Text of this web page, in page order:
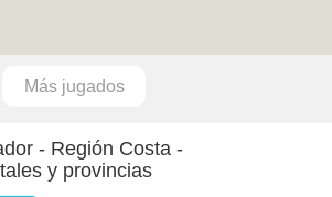
Más jugados
- Región Costa -
y provincias